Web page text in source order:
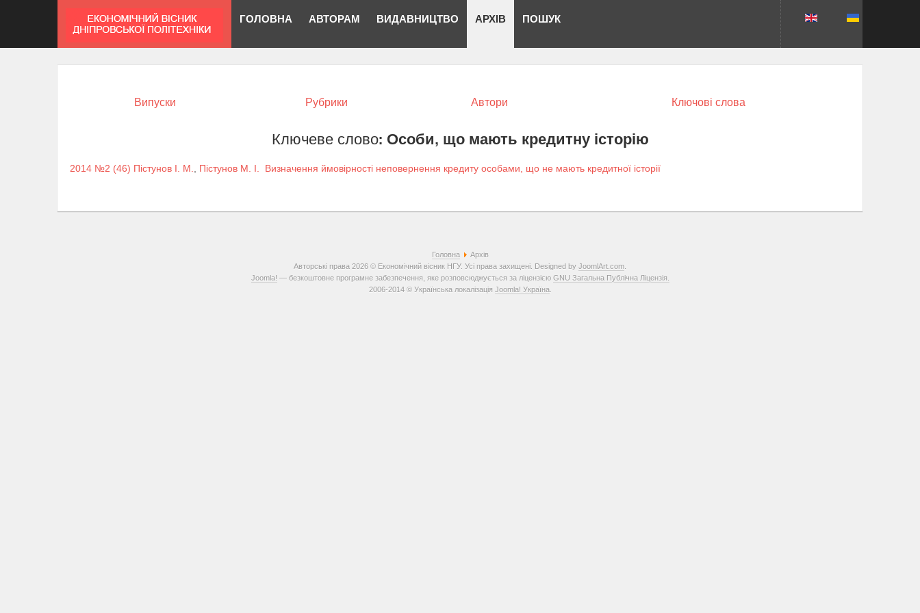
ГОЛОВНА АВТОРАМ ВИДАВНИЦТВО АРХІВ ПОШУК
Випуски Рубрики Автори Ключові слова
Ключеве слово: Особи, що мають кредитну історію
2014 №2 (46) Пістунов І. М. Пістунов М. І. Визначення ймовірності неповернення кредиту особами, що не мають кредитної історії
Головна
Архів
Авторські права 2026 © Економічний вісник НГУ. Усі права захищені. Designed by JoomlArt.com
Joomla! — безкоштовне програмне забезпечення, яке розповсюджується за ліцензією GNU Загальна Публічна Ліцензія.
2006-2014 © Українська локалізація Joomla! Україна